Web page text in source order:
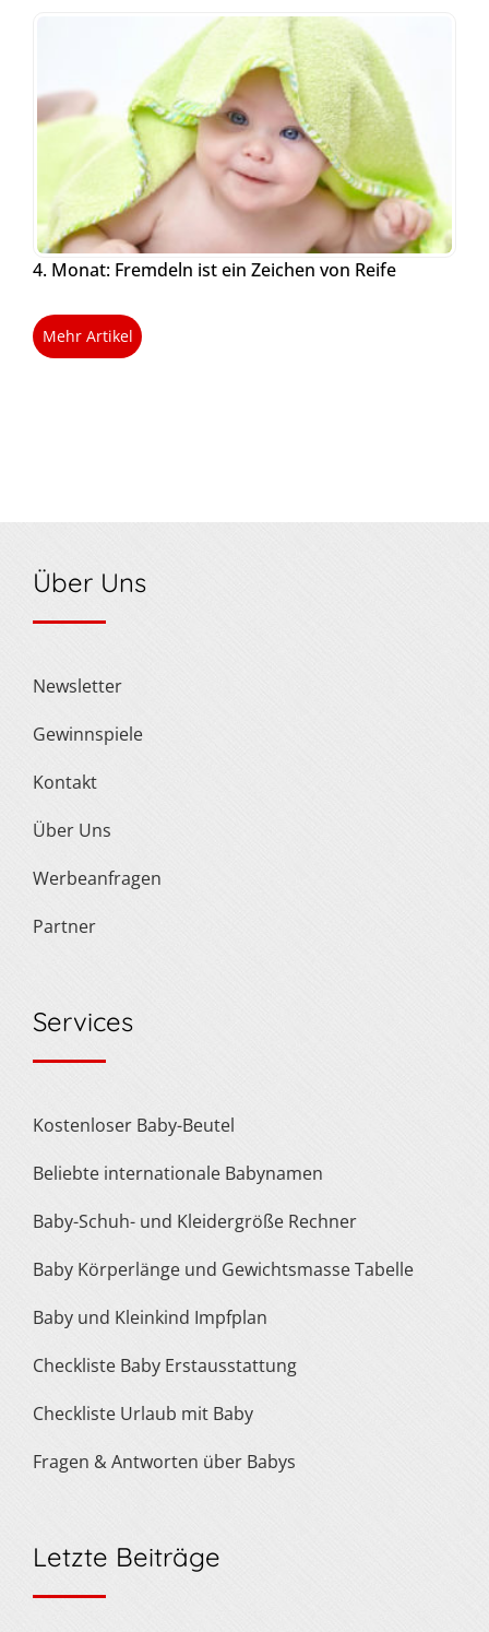
4. Monat: Fremdeln ist ein Zeichen von Reife
Mehr Artikel
Über Uns
Newsletter
Gewinnspiele
Kontakt
Über Uns
Werbeanfragen
Partner
Services
Kostenloser Baby-Beutel
Beliebte internationale Babynamen
Baby-Schuh- und Kleidergröße Rechner
Baby Körperlänge und Gewichtsmasse Tabelle
Baby und Kleinkind Impfplan
Checkliste Baby Erstausstattung
Checkliste Urlaub mit Baby
Fragen & Antworten über Babys
Letzte Beiträge